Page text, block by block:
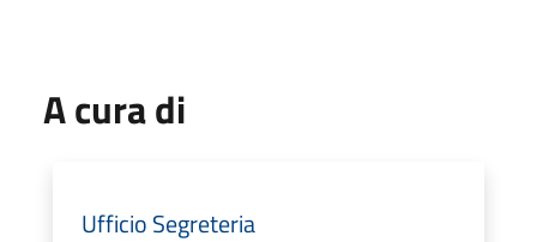
A cura di
Ufficio Segreteria